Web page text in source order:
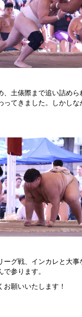
土俵際まで追い詰め
ってきました。しかし
ーグ戦、インカレと大
参ります。
願いいたします！